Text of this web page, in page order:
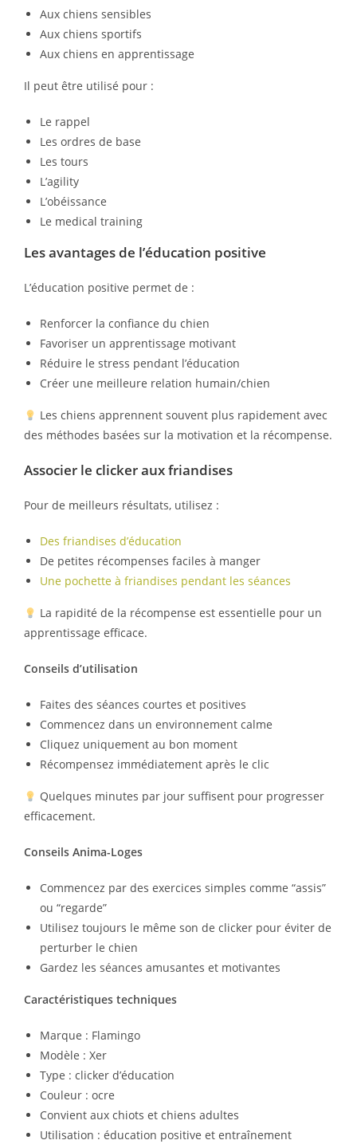
Aux chiens sensibles
Aux chiens sportifs
Aux chiens en apprentissage
Il peut être utilisé pour :
Le rappel
Les ordres de base
Les tours
L’agility
L’obéissance
Le medical training
Les avantages de l’éducation positive
L’éducation positive permet de :
Renforcer la confiance du chien
Favoriser un apprentissage motivant
Réduire le stress pendant l’éducation
Créer une meilleure relation humain/chien
Les chiens apprennent souvent plus rapidement avec
des méthodes basées sur la motivation et la récompense.
Associer le clicker aux friandises
Pour de meilleurs résultats, utilisez :
Des friandises d’éducation
De petites récompenses faciles à manger
Une pochette à friandises pendant les séances
La rapidité de la récompense est essentielle pour un
apprentissage efficace.
Conseils d’utilisation
Faites des séances courtes et positives
Commencez dans un environnement calme
Cliquez uniquement au bon moment
Récompensez immédiatement après le clic
Quelques minutes par jour suffisent pour progresser
efficacement.
Conseils Anima-Loges
Commencez par des exercices simples comme “assis”
ou “regarde”
Utilisez toujours le même son de clicker pour éviter de
perturber le chien
Gardez les séances amusantes et motivantes
Caractéristiques techniques
Marque : Flamingo
Modèle : Xer
Type : clicker d’éducation
Couleur : ocre
Convient aux chiots et chiens adultes
Utilisation : éducation positive et entraînement